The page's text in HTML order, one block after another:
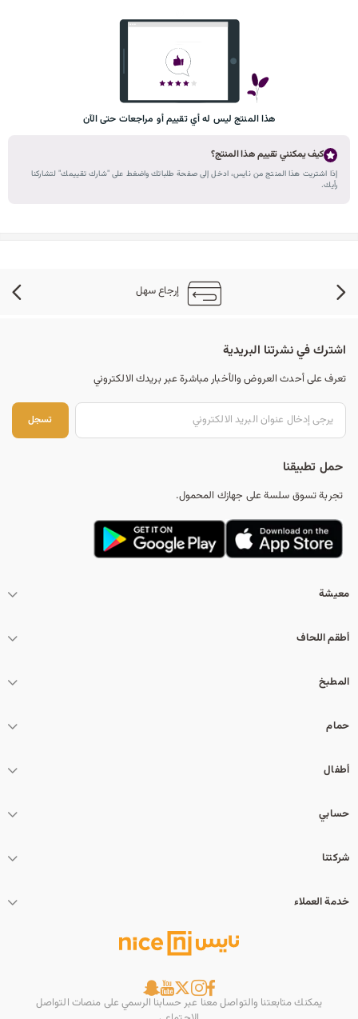
هذا المنتج ليس له أي تقييم أو مراجعات حتى الآن
كيف يمكنني تقييم هذا المنتج؟
إذا اشتريت هذا المنتج من نايس، ادخل إلى صفحة طلباتك واضغط على "شارك تقييمك" لتشاركنا
رأيك.
إرجاع سهل
اشترك في نشرتنا البريدية
تعرف على أحدث العروض والأخبار مباشرة عبر بريدك الالكتروني
تسجل
حمل تطبيقنا
تجربة تسوق سلسة على جهازك المحمول.
معيشة
أطقم اللحاف
المطبخ
حمام
أطفال
حسابي
شركتنا
خدمة العملاء
يمكنك متابعتنا والتواصل معنا عبر حسابنا الرسمي على منصات التواصل